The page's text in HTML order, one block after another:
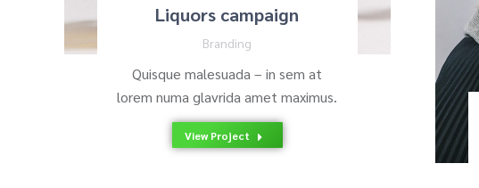
Liquors campaign
Branding
Quisque malesuada – in sem at
lorem numa glavrida amet maximus.
View Project